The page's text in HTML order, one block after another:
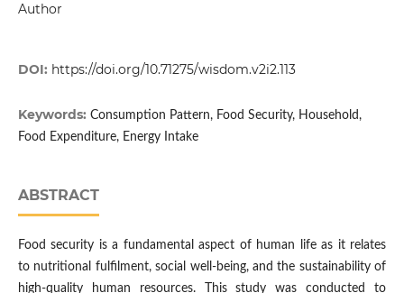
Author
DOI: https://doi.org/10.71275/wisdom.v2i2.113
Keywords: Consumption Pattern, Food Security, Household,
Food Expenditure, Energy Intake
ABSTRACT
Food security is a fundamental aspect of human life as it relates
to nutritional fulfilment, social well-being, and the sustainability of
high-quality human resources. This study was conducted to